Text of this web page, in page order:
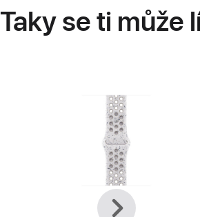
Taky se ti může
Předchozí
Další